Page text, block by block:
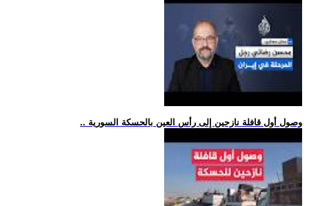
.. وصول أول قافلة نازحين إلى رأس العين بالحسكة السورية